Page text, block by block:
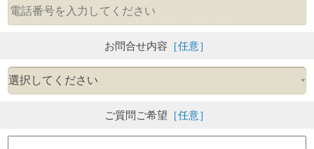
お問合せ内容 ［任意］
ご質問ご希望 ［任意］